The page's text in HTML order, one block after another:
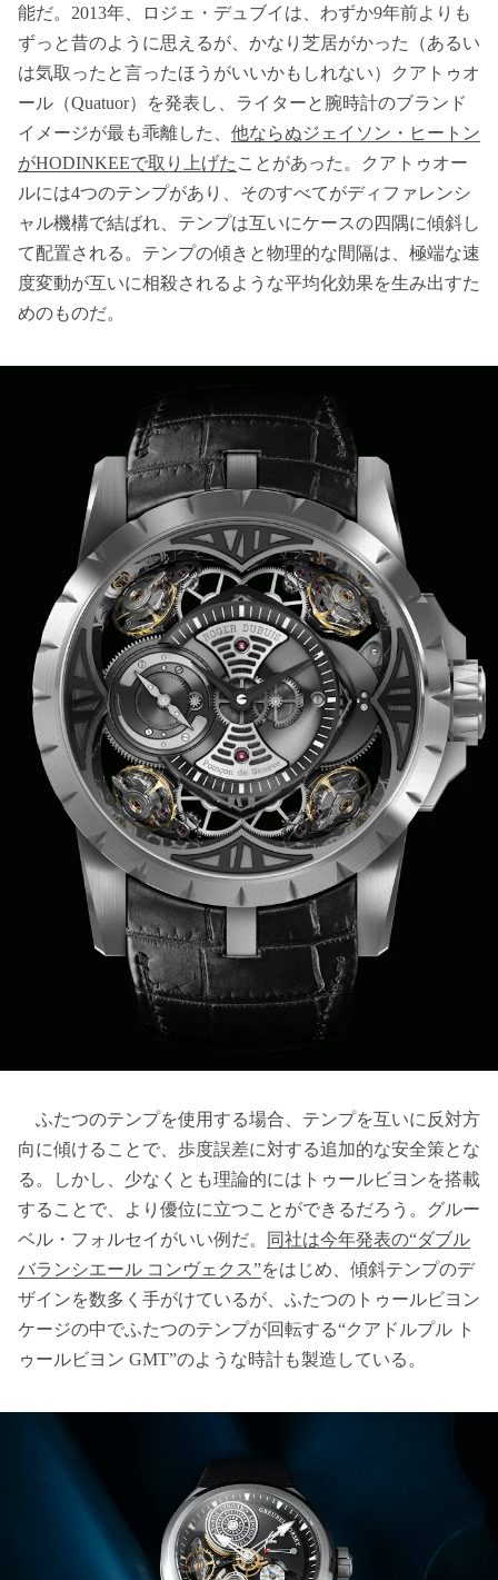
能だ。2013年、ロジェ・デュブイは、わずか9年前よりも
ずっと昔のように思えるが、かなり芝居がかった（あるい
は気取ったと言ったほうがいいかもしれない）クアトゥオ
ール（Quatuor）を発表し、ライターと腕時計のブランド
イメージが最も乖離した、 他ならぬジェイソン・ヒートン
がHODINKEEで取り上げた ことがあった。クアトゥオー
ルには4つのテンプがあり、そのすべてがディファレンシ
ャル機構で結ばれ、テンプは互いにケースの四隅に傾斜し
て配置される。テンプの傾きと物理的な間隔は、極端な速
度変動が互いに相殺されるような平均化効果を生み出すた
めのものだ。
ふたつのテンプを使用する場合、テンプを互いに反対方
向に傾けることで、歩度誤差に対する追加的な安全策とな
る。しかし、少なくとも理論的にはトゥールビヨンを搭載
することで、より優位に立つことができるだろう。グルー
ベル・フォルセイがいい例だ。
同社は今年発表の“ダブル
バランシエール コンヴェクス”をはじめ、傾斜テンプのデ
ザインを数多く手がけているが、ふたつのトゥールビヨン
ケージの中でふたつのテンプが回転する“クアドルプル ト
ゥールビヨン GMT”のような時計も製造している。